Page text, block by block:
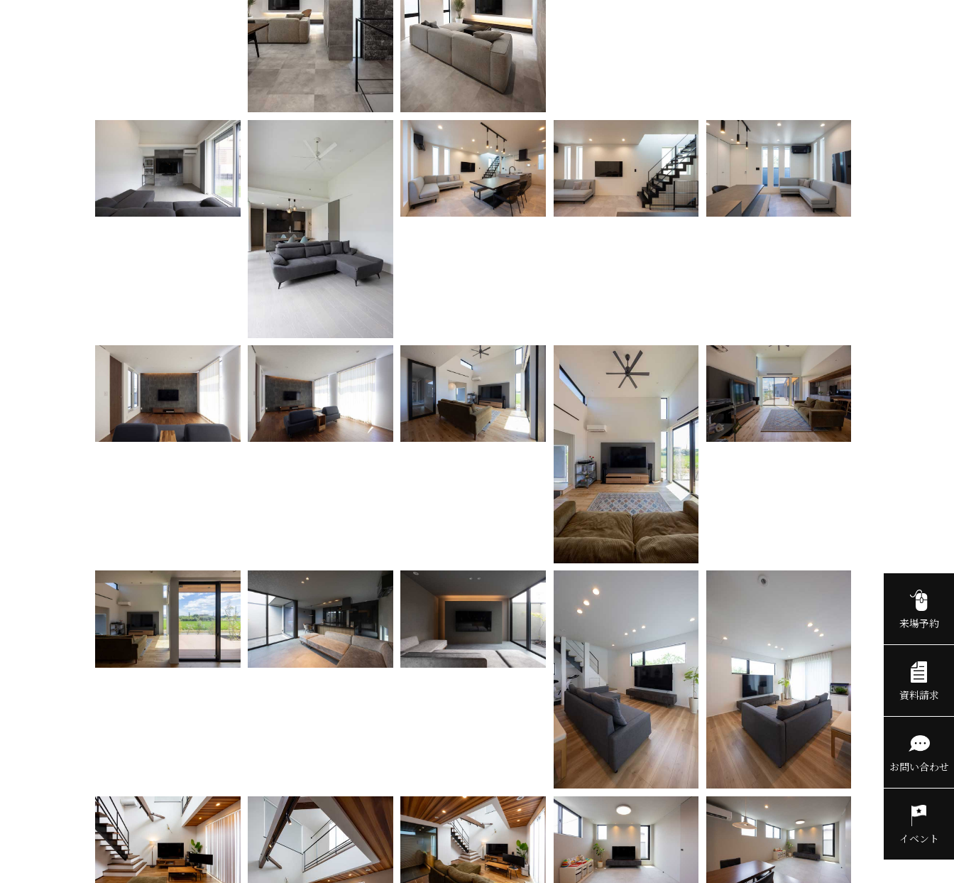
来場予約
資料請求
お問い合わせ
イベント